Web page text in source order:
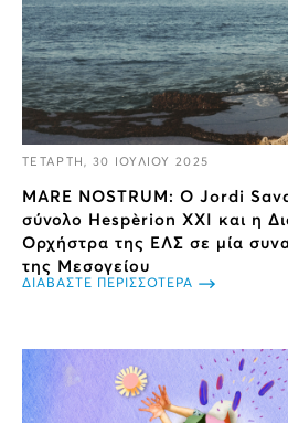
ΤΕΤΑΡΤΗ, 30 ΙΟΥΛΙΟΥ 2025
MARE NOSTRUM: Ο Jordi
σύνολο Hespèrion XXI και η
Ορχήστρα της ΕΛΣ σε μία
της Μεσογείου
ΔΙΑΒΑΣΤΕ ΠΕΡΙΣΣΟΤΕΡΑ